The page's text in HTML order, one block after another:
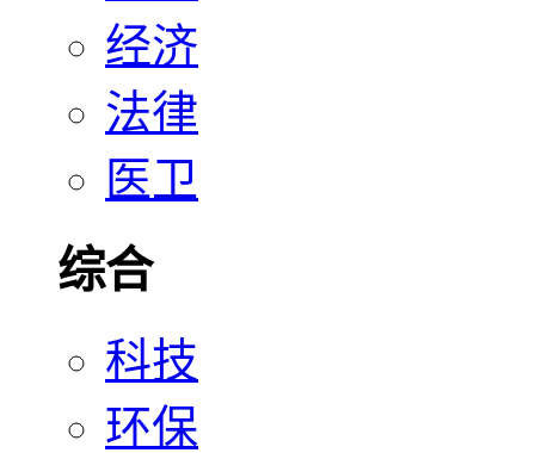
经济
法律
医卫
综合
科技
环保